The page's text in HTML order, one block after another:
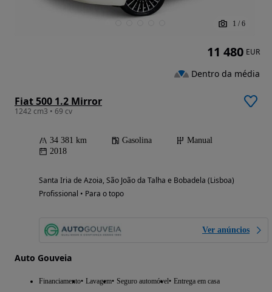
1 / 6
Fiat 500 1.2 Mirror
1242 cm3 • 69 cv
34 381 km Gasolina
Manual
2018
Santa Iria de Azoia, São João da Talha e Bobadela (Lisboa)
Profissional • Para o topo
Ver anúncios
Auto Gouveia
Financiamento Lavagem Seguro automóvel Entrega em casa
11 480 EUR
Dentro da média